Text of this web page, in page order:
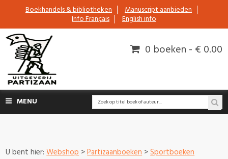
Boekhandels & bibliotheken Manuscript aanbieden
Info Français English info
0 boeken - € 0.00
MENU
U bent hier:Webshop>Partizaanboeken>Sportboeken